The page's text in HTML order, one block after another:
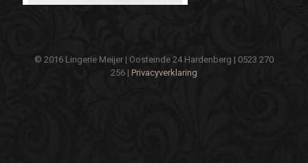
© 2016 Lingerie Meijer | Oosteinde 24 Hardenberg | 0523 270
256 | Privacyverklaring